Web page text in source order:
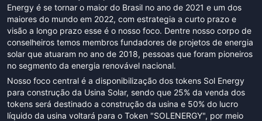
Energy é se tornar o maior do Brasil no ano de 2021 e um dos
maiores do mundo em 2022, com estrategia a curto prazo e
visão a longo prazo esse é o nosso foco. Dentre nosso corpo de
conselheiros temos membros fundadores de projetos de energia
solar que atuaram no ano de 2018, pessoas que foram pioneiros
no segmento da energia renovável nacional.
Nosso foco central é a disponibilização dos tokens Sol Energy
para construção da Usina Solar, sendo que 25% da venda dos
tokens será destinado a construção da usina e 50% do lucro
líquido da usina voltará para o Token "SOLENERGY", por meio